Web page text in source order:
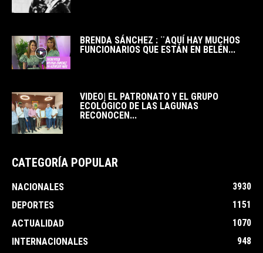
BRENDA SÁNCHEZ : ¨AQUÍ HAY MUCHOS
FUNCIONARIOS QUE ESTÁN EN BELÉN...
VIDEO| EL PATRONATO Y EL GRUPO
ECOLÓGICO DE LAS LAGUNAS
RECONOCEN...
CATEGORÍA POPULAR
NACIONALES
3930
DEPORTES
1151
ACTUALIDAD
1070
INTERNACIONALES
948